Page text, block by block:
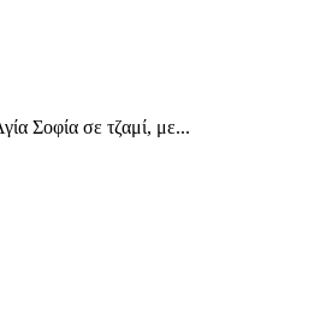
Σοφία σε τζαμί, με...